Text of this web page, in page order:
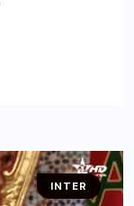
INTER